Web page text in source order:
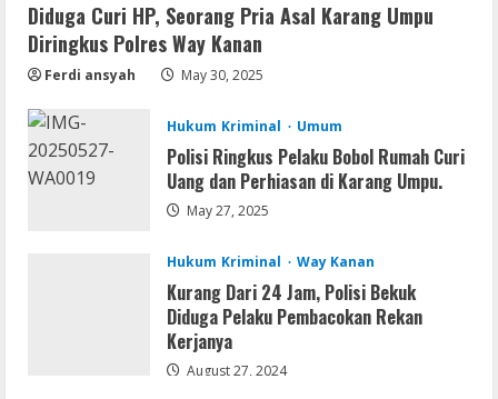
Movies
CAMRip 4KUHD AVC Dual Audio Torr𝐞nt
August 9, 2026
Umum
Satreskrim Polres Way Kanan Ungkap
Kasus Persetubuhan terhadap Anak,
Tersangka Ayah Tiri Diamankan
August 9, 2026
Coop
Uncharted: Legacy of Thieves
Collection Compressed Repack 2026
Diduga Curi HP, Seorang Pria Asal Karang Umpu
Diringkus Polres Way Kanan
Ferdi ansyah May 30, 2025
Hukum Kriminal Umum
Polisi Ringkus Pelaku Bobol Rumah Curi
Uang dan Perhiasan di Karang Umpu.
May 27, 2025
Hukum Kriminal Way Kanan
Kurang Dari 24 Jam, Polisi Bekuk
Diduga Pelaku Pembacokan Rekan
Kerjanya
August 27, 2024